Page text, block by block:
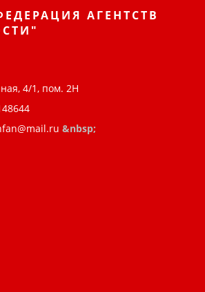
АГЕНТСТВ
4/1, пом. 2Н
&nbsp;